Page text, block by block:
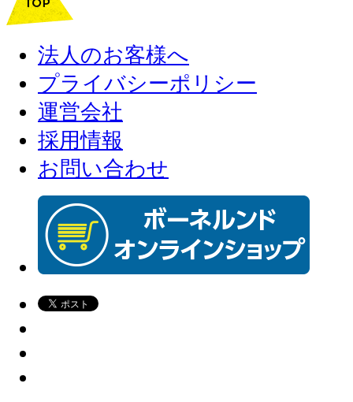
法人のお客様へ
プライバシーポリシー
運営会社
採用情報
お問い合わせ